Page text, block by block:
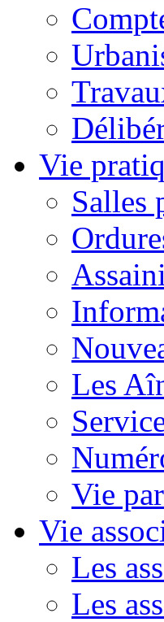
Vie
Salles
Les
Vie
Vie
Les
Les